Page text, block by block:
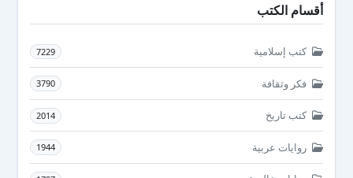
أقسام الكتب
كتب إسلامية 7229
فكر وثقافة 3790
كتب تاريخ 2014
روايات عربية 1944